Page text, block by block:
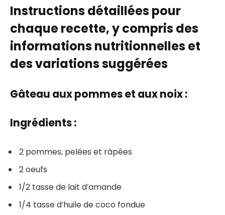
Instructions détaillées pour
chaque recette, y compris des
informations nutritionnelles et
des variations suggérées
Gâteau aux pommes et aux noix :
Ingrédients :
2 pommes, pelées et râpées
2 oeufs
1/2 tasse de lait d’amande
1/4 tasse d’huile de coco fondue